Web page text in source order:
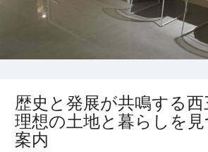
歴史と発展が共鳴する
理想の土地と暮らしを
案内